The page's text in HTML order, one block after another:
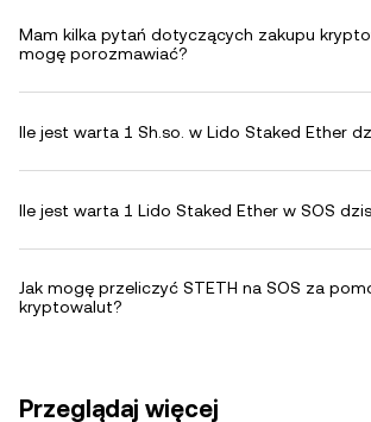
Mam kilka pytań dotyczących zakupu
mogę porozmawiać?
Ile jest warta 1 Sh.so. w Lido Staked Ether
Ile jest warta 1 Lido Staked Ether w SOS
Jak mogę przeliczyć STETH na SOS za
kryptowalut?
Przeglądaj więcej